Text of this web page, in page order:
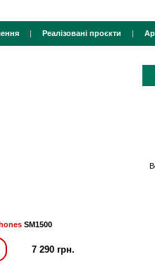
| Реалізовані проєкти |
SM1500
7 290 грн.